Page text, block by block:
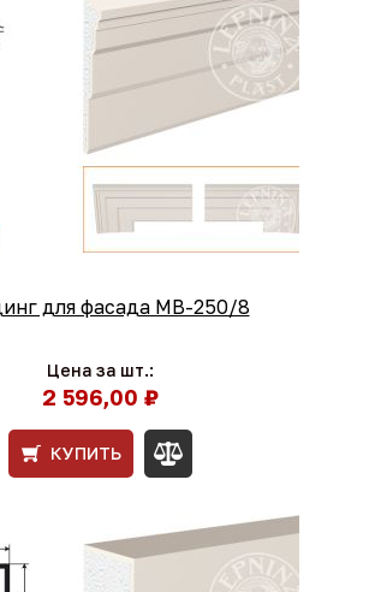
для фасада МВ-250/8
Цена за шт.:
2 596,00 ₽
КУПИТЬ